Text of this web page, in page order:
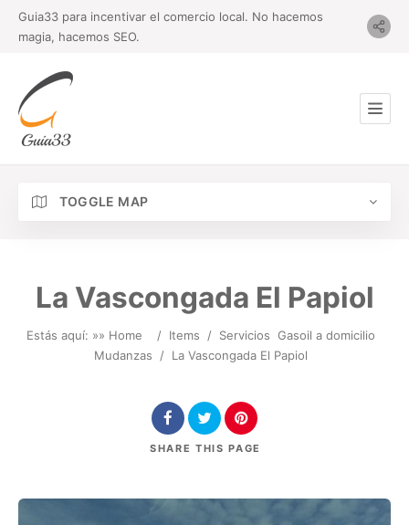
Guia33 para incentivar el comercio local. No hacemos
magia, hacemos SEO.
TOGGLE MAP
La Vascongada El Papiol
Estás aquí: »» Home / Items / Servicios Gasoil a domicilio
Mudanzas
/ La Vascongada El Papiol
SHARE THIS PAGE